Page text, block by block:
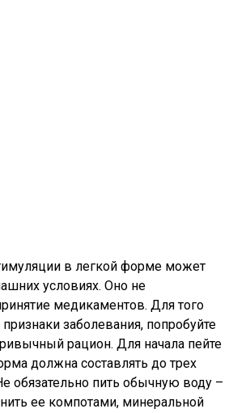
в легкой форме может
условиях. Оно не
медикаментов. Для того
заболевания, попробуйте
рацион. Для начала пейте
должна составлять до трех
обязательно пить обычную воду –
ее компотами, минеральной